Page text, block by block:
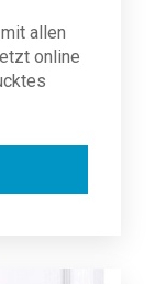
allen
online